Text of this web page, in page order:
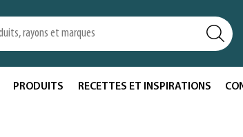
PRODUITS RECETTES ET INSPIRATIONS